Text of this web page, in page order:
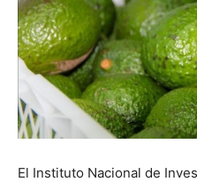
El Instituto Nacional de